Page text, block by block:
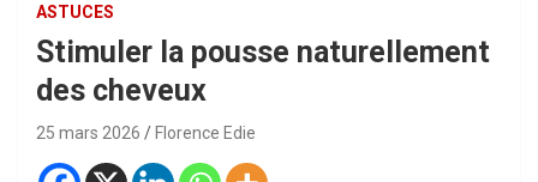
ASTUCES
Stimuler la pousse naturellement
des cheveux
25 mars 2026 Florence Edie